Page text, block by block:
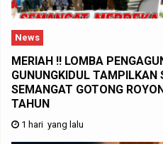
News
MERIAH !! LOMBA
GUNUNGKIDUL TAMPILKAN
SEMANGAT GOTONG
TAHUN
1 hari yang lalu